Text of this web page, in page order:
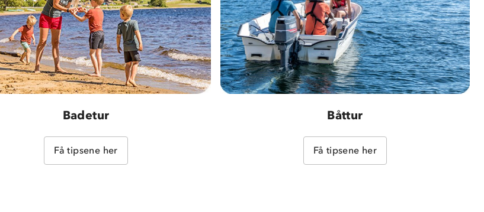
Badetur
Få tipsene her
Båttur
Få tipsene her